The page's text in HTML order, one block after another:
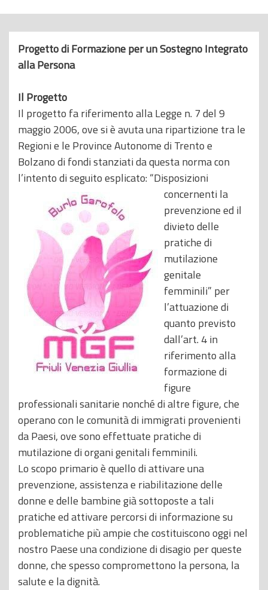
o
Progetto di Formazione per un Sostegno Integrato
alla Persona
Il Progetto
Il progetto fa riferimento alla Legge n. 7 del 9
maggio 2006, ove si è avuta una ripartizione tra le
Regioni e le Province Autonome di Trento e
Bolzano di fondi stanziati da questa norma con
l’intento di seguito esplicato: “Disposizioni
concernenti la
prevenzione ed il
divieto delle
pratiche di
mutilazione
genitale
femminili” per
l’attuazione di
quanto previsto
dall’art. 4 in
riferimento alla
formazione di
figure
professionali sanitarie nonché di altre figure, che
operano con le comunità di immigrati provenienti
da Paesi, ove sono effettuate pratiche di
mutilazione di organi genitali femminili.
Lo scopo primario è quello di attivare una
prevenzione, assistenza e riabilitazione delle
donne e delle bambine già sottoposte a tali
pratiche ed attivare percorsi di informazione su
problematiche più ampie che costituiscono oggi nel
nostro Paese una condizione di disagio per queste
donne, che spesso compromettono la persona, la
salute e la dignità.